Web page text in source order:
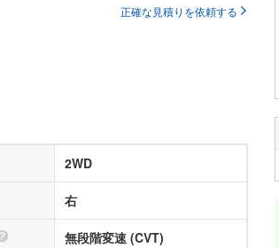
正確な見積りを依頼する
2WD
右
無段階変速 (CVT)